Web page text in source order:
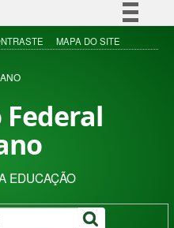
Simplifique!
Acesso à informação
MAPA DO SITE
EDUCAÇÃO